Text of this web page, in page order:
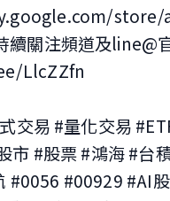
store/
續關注頻道及line@
LlcZZfn
交易 #量化交易
市 #股票 #鴻海 #台
#0056 #00929 #AI